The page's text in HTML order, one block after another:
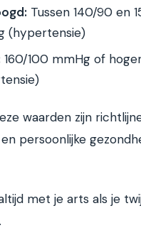
Tussen 140/90 en
(hypertensie)
160/100 mmHg of
waarden zijn
persoonlijke
met je arts als je